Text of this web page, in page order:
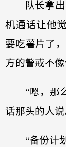
队长拿
机通话让他
要吃薯片了
方的警戒不
“嗯，那
话那头的人说
“备份计